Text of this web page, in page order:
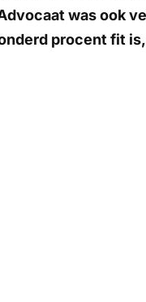
was ook
procent fit